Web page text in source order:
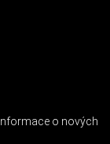
o nových